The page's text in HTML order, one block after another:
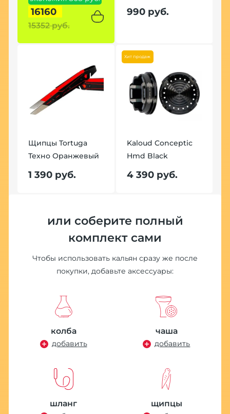
16160
15352 руб.
990 руб.
Щипцы Tortuga
Техно Оранжевый
1 390 руб.
Хит продаж
Kaloud Conceptic
Hmd Black
4 390 руб.
или соберите полный
комплект сами
Чтобы использовать кальян сразу же после
покупки, добавьте аксессуары:
колба
добавить
чаша
добавить
шланг щипцы